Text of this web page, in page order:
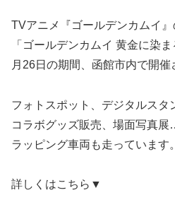
TVアニメ『ゴールデンカムイ
「ゴールデンカムイ 黄金に染
月26日の期間、函館市内で開催
フォトスポット、デジタルスタ
コラボグッズ販売、場面写真
ラッピング車両も走っています。
詳しくはこちら▼